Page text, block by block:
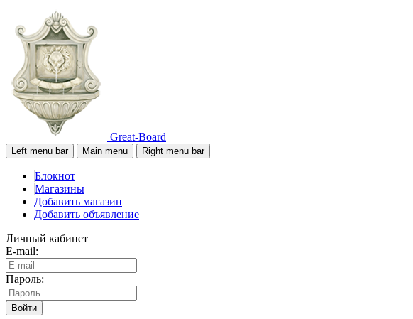
Great-Board
Left menu bar Main menu Right menu bar
Блокнот
Магазины
Добавить магазин
Добавить объявление
Личный кабинет
E-mail:
Пароль:
Войти